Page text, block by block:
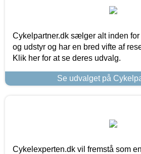
Cykelpartner.dk sælger alt inden
og udstyr og har en bred vifte af
Klik her for at se deres udvalg.
Se udvalget på
Cykelexperten.dk vil fremstå som